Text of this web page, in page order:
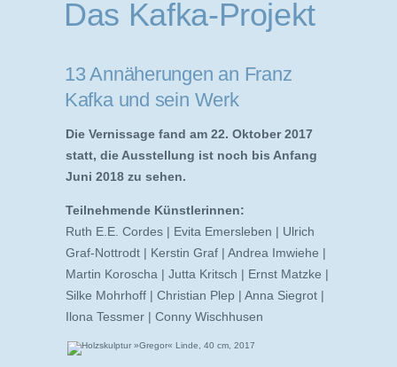
Das Kafka-Projekt
13 Annäherungen an Franz
Kafka und sein Werk
Die Vernissage fand am 22. Oktober 2017
statt, die Ausstellung ist noch bis Anfang
Juni 2018 zu sehen.
Teilnehmende Künstlerinnen:
Ruth E.E. Cordes | Evita Emersleben | Ulrich
Graf-Nottrodt | Kerstin Graf | Andrea Imwiehe |
Martin Koroscha | Jutta Kritsch | Ernst Matzke |
Silke Mohrhoff | Christian Plep | Anna Siegrot |
Ilona Tessmer | Conny Wischhusen